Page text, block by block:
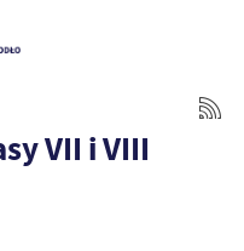
VII i VIII